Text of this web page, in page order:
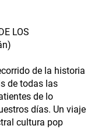
LOS
de la historia
de todas las
de lo
días. Un viaje
cultura pop